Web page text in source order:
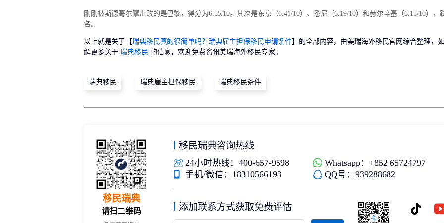
刚刚被斯德哥尔摩击败的是巴黎，得分为6.55/10。其次是东京（6.41/10）、悉尼（6.19/10）和赫尔辛基（6.15/10），
名。
以上就是关于【瑞典移民真的很简单吗？瑞典雇主担保移民申请条件】的全部内容，由美瑞海外移民官网综合整理，
解更多关于瑞典移民 的信息，欢迎免费资讯美瑞海外移民专家。
瑞典移民 瑞典雇主担保移民 瑞典移民条件
移民瑞典
请扫二维码
移民瑞典咨询热线
24小时热线：400-657-9598
Whatsapp：+852 65724797
手机/微信：18310566198
QQ号：939288682
添加联系方式获取免费评估